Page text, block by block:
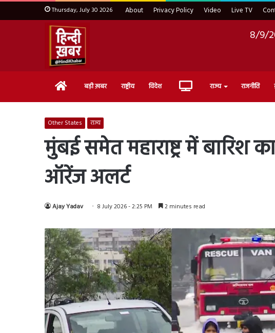
Thursday, July 30 2026 About Privacy Policy Video Live TV
8/9/
Home बड़ी ख़बर राष्ट्रीय विदेश Live राज्य राजनीति
Other States राज्य
मुंबई समेत महाराष्ट्र में
ऑरेंज अलर्ट
Ajay Yadav 8 July 2026 - 2:25 PM 2 minutes read